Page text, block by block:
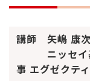
講師 矢嶋 康
ニッセイ基
事 エグゼクテ